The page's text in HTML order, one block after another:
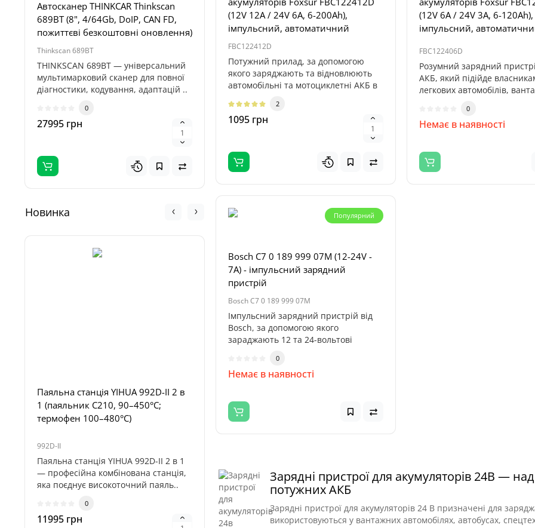
Автосканер THINKCAR Thinkscan
689BT (8", 4/64Gb, DoIP, CAN FD,
пожиттєві безкоштовні оновлення)
Thinkscan 689BT
THINKSCAN 689BT — універсальний
мультимарковий сканер для повної
діагностики, кодування, адаптацій ..
0
27995 грн
Пуско-зарядний пристрій Profiline
Titan 32000 (32000mAh, 4000А, 12V,
118.4Wh)
Titan 32000
Пуско-зарядний пристрій Profiline
Titan 32000 — потужний
професійний бустер, призначений
для запуску..
0
5995 грн
Новинка
Паяльна станція YIHUA 992D-II 2 в
1 (паяльник C210, 90–450°C;
термофен 100–480°C)
992D-II
Паяльна станція YIHUA 992D-II 2 в 1
— професійна комбінована станція,
яка поєднує високоточний паяль..
0
11995 грн
FNIRSI DPS-150 Plus (1CH, 30V, 5A)
високопродуктивне джерело
живлення постійного струму, яке
забезпеч..
3695 грн
EasyDiag 2.0, EasyDiag 3.0,
Golo CarCare надає доступ ..
3800 грн
(12V 12A / 24V 6A, 6-200Ah),
імпульсний, автоматичний
FBC122412D
Потужний прилад, за допомогою
якого заряджають та відновлюють
автомобільні та мотоциклетні АКБ в
2
1095 грн
(12V 6A / 24V 3A, 6-120Ah),
імпульсний,
FBC122406D
Розумний зарядний
АКБ, який підійде
легкових автомобілів,
0
Немає в наявності
Популярний
Bosch C7 0 189 999 07M (12-24V -
7A) - імпульсний зарядний
пристрій
Bosch C7 0 189 999 07M
Імпульсний зарядний пристрій від
Bosch, за допомогою якого
зараджають 12 та 24-вольтові
0
Немає в наявності
Зарядні пристрої для акумуляторів 24В —
потужних АКБ
Зарядні пристрої для акумуляторів 24 В призначені для
використовуються у вантажних автомобілях, автобусах,